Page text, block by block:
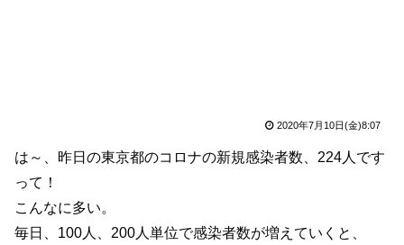
2020年7月10日(金)8:07
は～、昨日の東京都のコロナの新規感染者数、224人です
って！
こんなに多い。
毎日、100人、200人単位で感染者数が増えていくと、